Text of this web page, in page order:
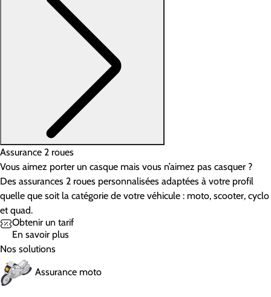
Assurance 2 roues
Vous aimez porter un casque mais vous n’aimez pas casquer ?
Des assurances 2 roues personnalisées adaptées à votre profil
quelle que soit la catégorie de votre véhicule : moto, scooter, cyclo
et quad.
Obtenir un tarif
En savoir plus
Nos solutions
Assurance moto